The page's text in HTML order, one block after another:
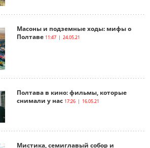
Масоны и подземные ходы: мифы о
Полтаве 11:47 | 24.05.21
Полтава в кино: фильмы, которые
снимали у нас 17:26 | 16.05.21
Мистика, семиглавый собор и